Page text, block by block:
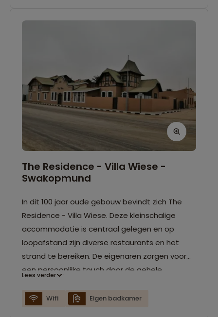
The Residence - Villa Wiese -
Swakopmund
In dit 100 jaar oude gebouw bevindt zich The
Residence - Villa Wiese. Deze kleinschalige
accommodatie is centraal gelegen en op
loopafstand zijn diverse restaurants en het
strand te bereiken. De eigenaren zorgen voor
een persoonlijke touch door de gehele
een eigen badkamer en zijn voorzien van alle
Lees verder
Wifi Eigen badkamer